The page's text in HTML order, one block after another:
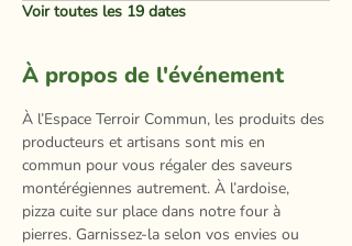
Voir toutes les 19 dates
À propos de l'événement
À l’Espace Terroir Commun, les produits des
producteurs et artisans sont mis en
commun pour vous régaler des saveurs
montérégiennes autrement. À l’ardoise,
pizza cuite sur place dans notre four à
pierres. Garnissez-la selon vos envies ou